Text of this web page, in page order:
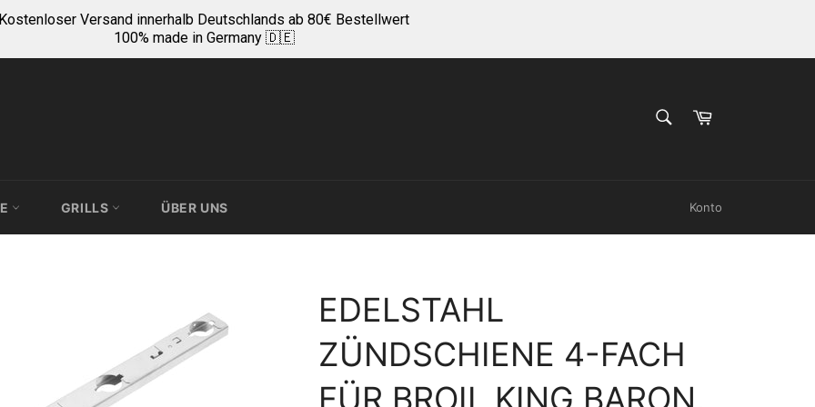
Kostenloser Versand innerhalb Deutschlands ab 80€ Bestellwert
100% made in Germany 🇩🇪
Warenkorb
GRILLS ÜBER UNS Konto
EDELSTAHL
ZÜNDSCHIENE 4-FACH
FÜR BROIL KING BARON,